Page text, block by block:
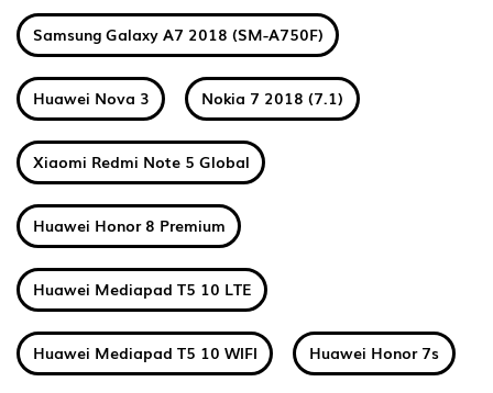
Samsung Galaxy A7 2018 (SM-A750F)
Huawei Nova 3 Nokia 7 2018 (7.1)
Xiaomi Redmi Note 5 Global
Huawei Honor 8 Premium
Huawei Mediapad T5 10 LTE
Huawei Mediapad T5 10 WIFI Huawei Honor 7s